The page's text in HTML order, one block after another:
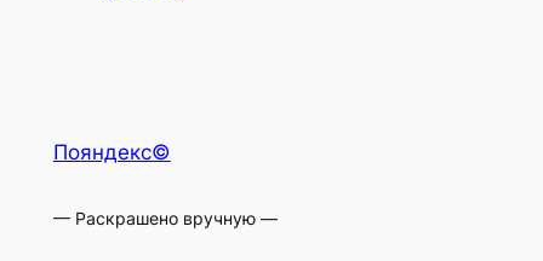
Пояндекс©
— Раскрашено вручную —